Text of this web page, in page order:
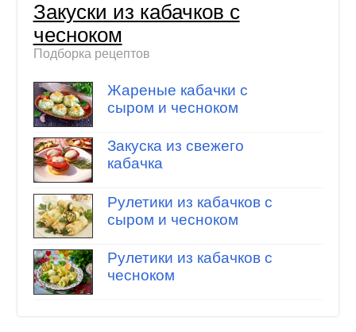
Закуски из кабачков с
чесноком
Подборка рецептов
Жареные кабачки с
сыром и чесноком
Закуска из свежего
кабачка
Рулетики из кабачков с
сыром и чесноком
Рулетики из кабачков с
чесноком